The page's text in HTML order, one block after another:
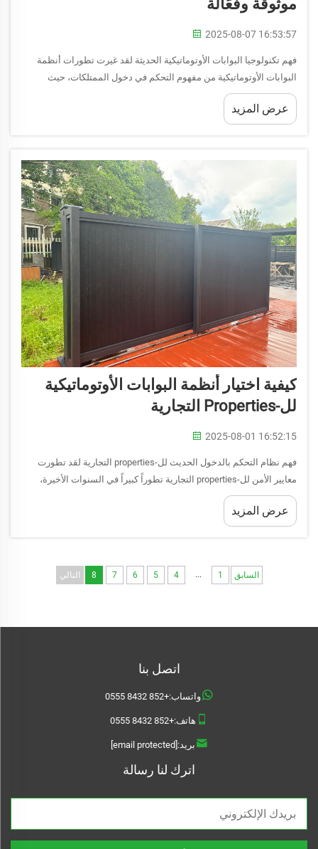
موثوقة وفعّالة
2025-08-07 16:53:57
فهم تكنولوجيا البوابات الأوتوماتيكية الحديثة لقد غيرت تطورات أنظمة
البوابات الأوتوماتيكية من مفهوم التحكم في دخول الممتلكات، حيث
جمعت بين الراحة ومستوى أمني محسن. تمثل تركيبات البوابات
الأوتوماتيكية اليوم القمة في التطور الهندسي...
عرض المزيد
كيفية اختيار أنظمة البوابات الأوتوماتيكية
لل-Properties التجارية
2025-08-01 16:52:15
فهم نظام التحكم بالدخول الحديث لل-properties التجارية لقد تطورت
معايير الأمن لل-properties التجارية تطوراً كبيراً في السنوات الأخيرة،
حيث برزت أنظمة البوابات الأوتوماتيكية كحجر أساس في أنظمة التحكم
بالدخول الحديثة. هذه الأنظمة المتطورة...
عرض المزيد
السابق 1
...
4
5
6
7
8 التالي
اتصل بنا
واتساب:+852 8432 0555
هاتف:+852 8432 0555
بريد:[email protected]
اترك لنا رسالة